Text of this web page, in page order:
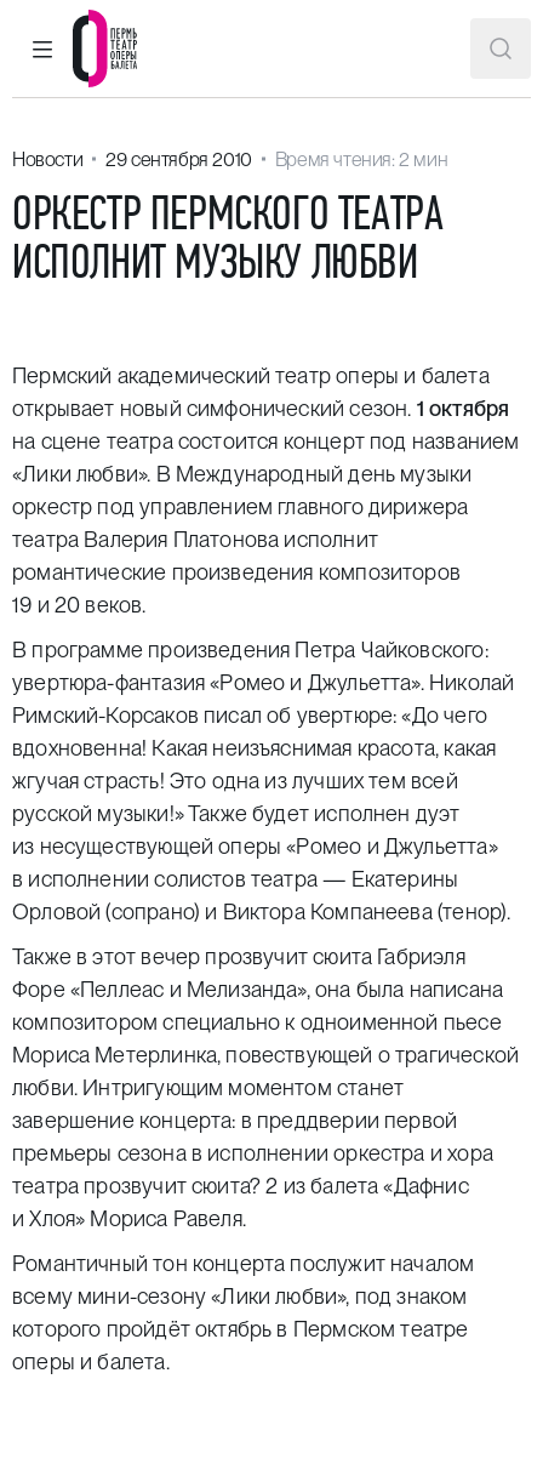
ГЛАВНОЕ МЕНЮ
Пермский театр оперы и балета
Новости 29 сентября 2010 Время чтения: 2 мин
ОРКЕСТР ПЕРМСКОГО ТЕАТРА
ИСПОЛНИТ МУЗЫКУ ЛЮБВИ
Пермский академический театр оперы и балета
открывает новый симфонический сезон. 1 октября
на сцене театра состоится концерт под названием
«Лики любви». В Международный день музыки
оркестр под управлением главного дирижера
театра Валерия Платонова исполнит
романтические произведения композиторов
19 и 20 веков.
В программе произведения Петра Чайковского:
увертюра-фантазия «Ромео и Джульетта». Николай
Римский-Корсаков писал об увертюре: «До чего
вдохновенна! Какая неизъяснимая красота, какая
жгучая страсть! Это одна из лучших тем всей
русской музыки!» Также будет исполнен дуэт
из несуществующей оперы «Ромео и Джульетта»
в исполнении солистов театра — Екатерины
Орловой (сопрано) и Виктора Компанеева (тенор).
Также в этот вечер прозвучит сюита Габриэля
Форе «Пеллеас и Мелизанда», она была написана
композитором специально к одноименной пьесе
Мориса Метерлинка, повествующей о трагической
любви. Интригующим моментом станет
завершение концерта: в преддверии первой
премьеры сезона в исполнении оркестра и хора
театра прозвучит сюита? 2 из балета «Дафнис
и Хлоя» Мориса Равеля.
Романтичный тон концерта послужит началом
всему мини-сезону «Лики любви», под знаком
которого пройдёт октябрь в Пермском театре
оперы и балета.